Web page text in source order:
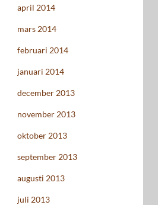
april 2014
mars 2014
februari 2014
januari 2014
december 2013
november 2013
oktober 2013
september 2013
augusti 2013
juli 2013